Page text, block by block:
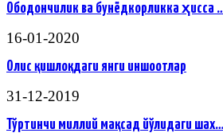
Ободончилик ва бунёдкорликка ҳисса
16-01-2020
Олис қишлоқдаги янги иншоотлар
31-12-2019
Тўртинчи миллий мақсад йўлидаги шах…